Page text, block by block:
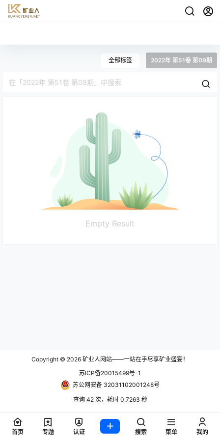
全部标签 2022年 第51卷 第09期
Empty Result
Copyright © 2026 矿业人网站——一站在手尽享矿业盛宴！
苏ICP备20015499号-1
苏公网安备 32031102001248号
查询 42 次，耗时 0.7263 秒
首页 专题 认证 搜索 菜单 我的